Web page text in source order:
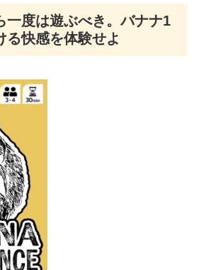
一度は遊ぶべき。バナナ1
る快感を体験せよ